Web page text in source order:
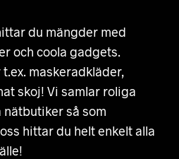
du mängder med
och coola gadgets.
maskeradkläder,
skoj! Vi samlar roliga
så som
hittar du helt enkelt alla